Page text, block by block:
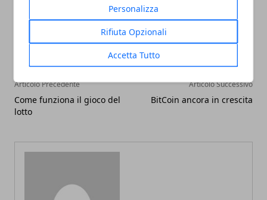
Personalizza
Rifiuta Opzionali
Accetta Tutto
Facebook
TwitterWhatsapp
Articolo Precedente
Come funziona il gioco del
lotto
Articolo Successivo
BitCoin ancora in crescita